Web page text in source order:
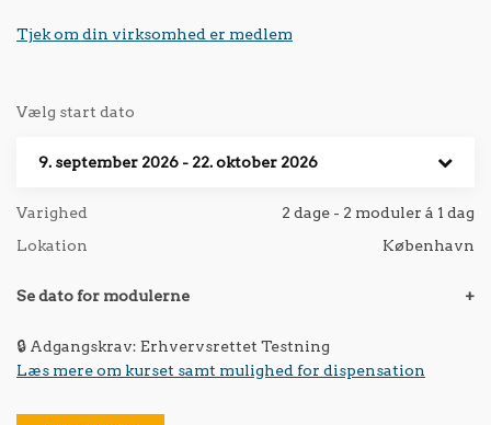
Tjek om din virksomhed er medlem
Vælg start dato
9. september 2026 - 22. oktober 2026
Varighed
2 dage - 2 moduler á 1 dag
Lokation
København
Se dato for modulerne +
🔒 Adgangskrav: Erhvervsrettet Testning
Læs mere om kurset samt mulighed for dispensation